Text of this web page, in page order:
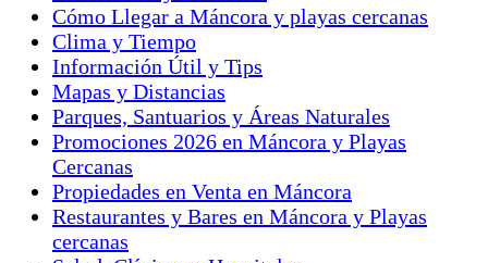
Segundo Piso 4 dormitorios (todos con baño
completo privado): 2 dormitorios con camas King 1
dormitorio con cama Queen 1 dormitorio con 4
literas (cada una con colchones tamaño Full) Tercer
Piso (Apartamento en la azotea) 1 dormitorio con
cama Queen Medio baño (inodoro y lavabo) Cocina
completa Dos terrazas con parrilla, mesa de picnic,
sillas de terraza y hamaca Sin aire acondicionado El
jacuzzi / spa no está en uso Todo lo que necesitas
para sentirte en casa 3 cocinas completas con estufas
Cómo Llegar a Máncora y playas cercanas
Clima y Tiempo
Información Útil y Tips
Mapas y Distancias
Parques, Santuarios y Áreas Naturales
Promociones 2026 en Máncora y Playas
Cercanas
Propiedades en Venta en Máncora
Restaurantes y Bares en Máncora y Playas
cercanas